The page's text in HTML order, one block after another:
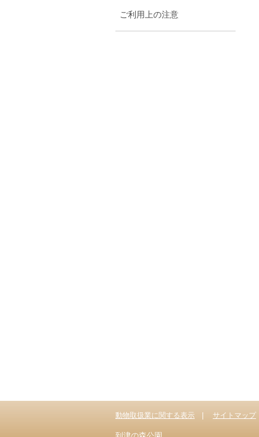
ご利用上の注意
動物取扱業に関する表示 サイトマップ